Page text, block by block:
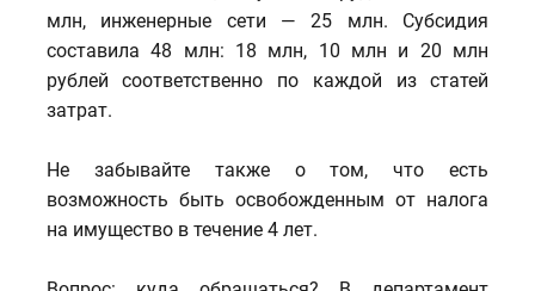
млн, инженерные сети — 25 млн. Субсидия
составила 48 млн: 18 млн, 10 млн и 20 млн
рублей соответственно по каждой из статей
затрат.
Не забывайте также о том, что есть
возможность быть освобожденным от налога
на имущество в течение 4 лет.